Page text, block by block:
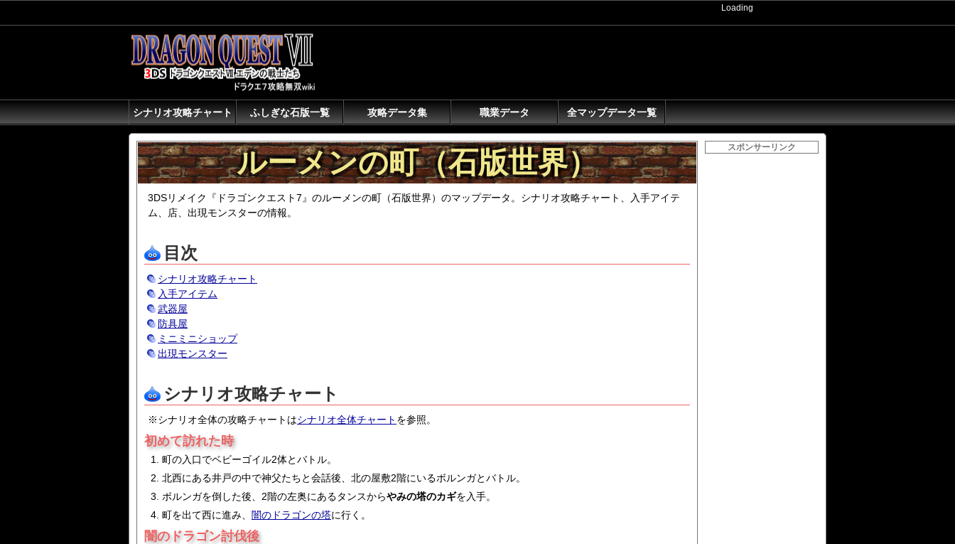
ルーメンの町（石版世界）
3DSリメイク『ドラゴンクエスト7』のルーメンの町（石版世界）のマップデータ。シナリオ攻略チャート、入手アイテ
ム、店、出現モンスターの情報。
目次
シナリオ攻略チャート
入手アイテム
武器屋
防具屋
ミニミニショップ
出現モンスター
シナリオ攻略チャート
※シナリオ全体の攻略チャートはシナリオ全体チャート を参照。
初めて訪れた時
町の入口でベビーゴイル2体とバトル。
北西にある井戸の中で神父たちと会話後、北の屋敷2階にいるボルンガとバトル。
ボルンガを倒した後、2階の左奥にあるタンスからやみの塔のカギを入手。
町を出て西に進み、 闇のドラゴンの塔に行く。
闇のドラゴン討伐後
スポンサーリンク
シナリオ攻略チャート ふしぎな石版一覧 攻略データ集 職業データ 全マップデータ一覧
Loading